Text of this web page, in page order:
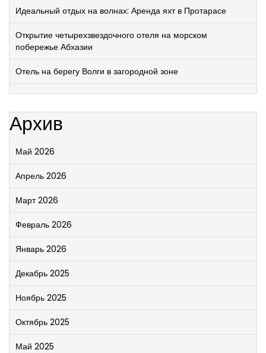
Идеальный отдых на волнах: Аренда яхт в Протарасе
Открытие четырехзвездочного отеля на морском
побережье Абхазии
Отель на берегу Волги в загородной зоне
Архив
Май 2026
Апрель 2026
Март 2026
Февраль 2026
Январь 2026
Декабрь 2025
Ноябрь 2025
Октябрь 2025
Май 2025